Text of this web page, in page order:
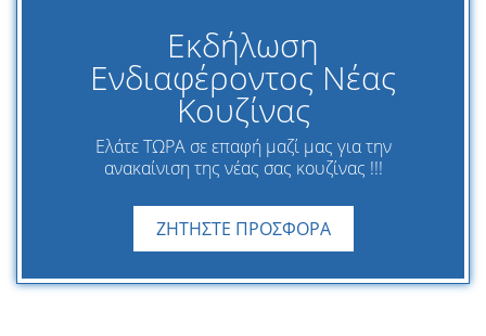
Εκδήλωση
Ενδιαφέροντος Νέας
Κουζίνας
Ελάτε ΤΩΡΑ σε επαφή μαζί μας για την
ανακαίνιση της νέας σας κουζίνας !!!
ΖΗΤΗΣΤΕ ΠΡΟΣΦΟΡΑ